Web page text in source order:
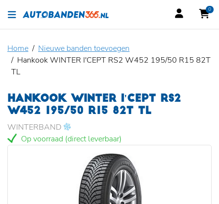
0
Home
Nieuwe banden toevoegen
Hankook WINTER I'CEPT RS2 W452 195/50 R15 82T
TL
HANKOOK WINTER I'CEPT RS2
W452 195/50 R15 82T TL
WINTERBAND
Op voorraad (direct leverbaar)